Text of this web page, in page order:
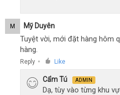
M Mỹ Duyên
Tuyệt vời, mới đặt hàng hôm
hàng.
Reply ● Like
Cẩm Tú ADMIN
Dạ, tùy vào từng khu